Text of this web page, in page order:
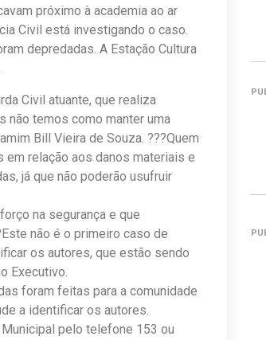
próximo à academia ao ar
Civil está investigando o caso.
depredadas. A Estação Cultura
Civil atuante, que realiza
não temos como manter uma
Bill Vieira de Souza. ???Quem
relação aos danos materiais e
já que não poderão usufruir
na segurança e que
não é o primeiro caso de
os autores, que estão sendo
Executivo.
foram feitas para a comunidade
a identificar os autores.
pelo telefone 153 ou